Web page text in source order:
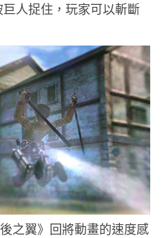
人捉住，玩家可以斬斷
之翼》回將動畫的速度感